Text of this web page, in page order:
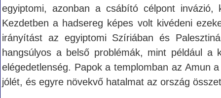
egyiptomi, azonban a csábító célpont
Kezdetben a hadsereg képes volt kivédeni
irányítást az egyiptomi Szíriában és
hangsúlyos a belső problémák, mint például
elégedetlenség. Papok a templomban az Amun
jólét, és egyre növekvő hatalmat az ország